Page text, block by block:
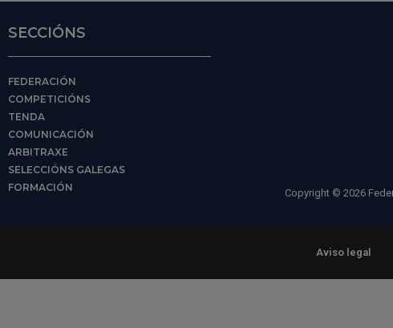
SECCIÓNS
FEDERACIÓN
COMPETICIÓNS
TENDA
COMUNICACIÓN
ARBITRAXE
SELECCIÓNS GALEGAS
FORMACIÓN
Copyright © 2026
Aviso legal